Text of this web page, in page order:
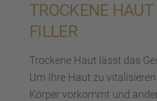
TROCKENE
FILLER
Trockene Haut lässt das
Um Ihre Haut zu
Körper vorkommt und